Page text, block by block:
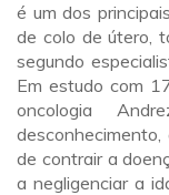
é um dos
de colo de útero,
segundo
Em estudo com
oncologia
de contrair a
a negligenciar a